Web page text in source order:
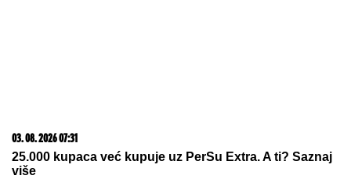
03. 08. 2026 07:31
25.000 kupaca već kupuje uz PerSu Extra. A ti? Saznaj
više